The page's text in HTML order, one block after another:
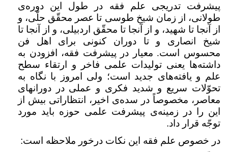
پیشرفت تدریجی علم فقه در طول این دوره‌ی
طولانی، از زمان شیخ طوسی تا عصر محقّق حلّی، و
از آنجا تا شهید، و از آنجا تا محقّق اردبیلی، و از آنجا تا
شیخ انصاری و تا دوران کنونی برای اهل فن
محسوس است. معیار در پیشرفت فقه، افزودن به
داشته‌ها یعنی تولیدات علمی فاخر و ارتقاء سطح
علم و یافته‌های جدید است؛ ولی امروز با نگاه به
تحوّلات سریع و شدید فکری و عملی در دورانهای
معاصر، مخصوصاً در سده‌ی اخیر، انتظاراتی بیش از
این را در زمینه‌ی پیشرفت علمی حوزه باید مورد
توجّه قرار داد.
در خصوص علم فقه این نکات درخور ملاحظه است: